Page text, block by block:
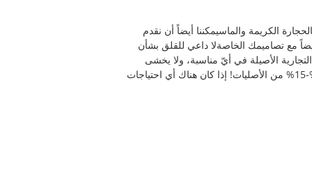
من الذهب والماس منذ عام 2005 نحن نقدم قطع مجوهرات مصممة من الذهب الأصلي من الذهب 18 كارتالحجارة الكريمة والماسيمكننا أيضاً أن نقدم
مع تصاميمك الخاصةلا داعي للقلق بشأن
الأصيلة في أيّ مناسبة، ولا يخشى
هو فقط حوالي 10%-15% من الأصليات! إذا كان هناك أي احتياجات